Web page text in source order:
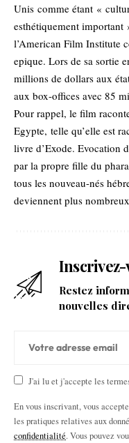
Unis comme étant «
esthétiquement
l’American Film Institute
epique. Lors de sa sortie
millions de dollars aux
aux box-offices avec 85
Pour rappel, le film
Egypte, telle qu’elle est
livre d’Exode. Evocation
par la propre fille du
tous les nouveau-nés
deviennent plus
Inscrivez-
Restez
nouvelles
J'ai lu et j'accepte les
En vous inscrivant, vous
les pratiques relatives aux
confidentialité. Vous pouvez